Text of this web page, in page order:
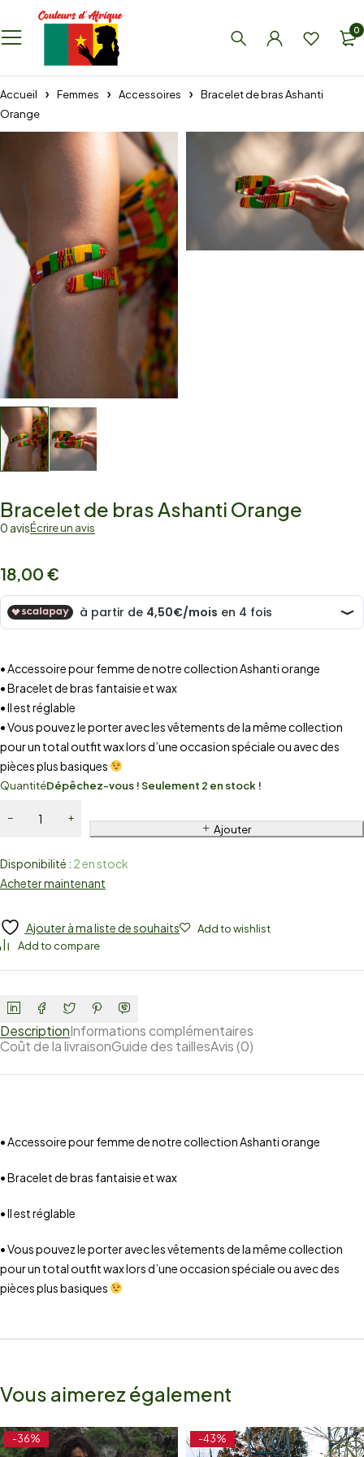
0
Accueil Femmes Accessoires
Bracelet de bras Ashanti
Orange
Bracelet de bras Ashanti Orange
0 avisÉcrire un avis
18,00 €
• Accessoire pour femme de notre collection Ashanti orange
• Bracelet de bras fantaisie et wax
• Il est réglable
• Vous pouvez le porter avec les vêtements de la même collection
pour un total outfit wax lors d’une occasion spéciale ou avec des
pièces plus basiques
QuantitéDépêchez-vous ! Seulement 2 en stock !
Ajouter
Disponibilité : 2 en stock
Acheter maintenant
Ajouter à ma liste de souhaits
Add to wishlist
Add to compare
DescriptionInformations complémentaires
Coût de la livraisonGuide des taillesAvis (0)
• Accessoire pour femme de notre collection Ashanti orange
• Bracelet de bras fantaisie et wax
• Il est réglable
• Vous pouvez le porter avec les vêtements de la même collection
pour un total outfit wax lors d’une occasion spéciale ou avec des
pièces plus basiques
Vous aimerez également
-36% -43%